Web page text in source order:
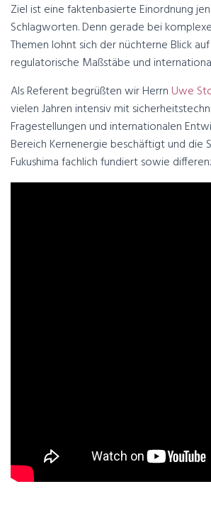
Ziel ist eine faktenbasierte Einordnung
Schlagworten. Denn gerade bei
Themen lohnt sich der nüchterne Blick
regulatorische Maßstäbe und
Als Referent begrüßten wir Herrn Uwe
vielen Jahren intensiv mit
Fragestellungen und internationalen
Bereich Kernenergie beschäftigt und die
Fukushima fachlich fundiert sowie